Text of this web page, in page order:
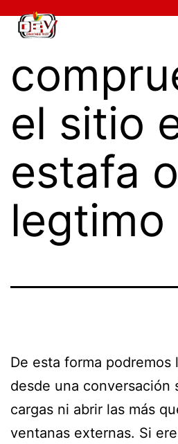
Skip
Devcharitable
el sitio
estafa
legtimo
De esta forma
desde una conversación
cargas ni abrir las más
ventanas externas. Si